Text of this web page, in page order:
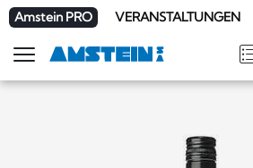
Amstein PRO VERANSTALTUNGEN
FRDEENIT
Navigation
zeigen